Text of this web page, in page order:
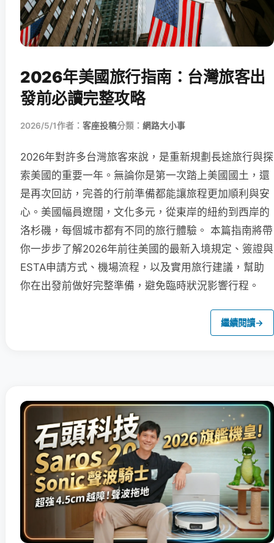
2026年美國旅行指南：台灣旅客出
發前必讀完整攻略
2026/5/1作者： 客座投稿分類： 網路大小事
2026年對許多台灣旅客來說，是重新規劃長途旅行與探
索美國的重要一年。無論你是第一次踏上美國國土，還
是再次回訪，完善的行前準備都能讓旅程更加順利與安
心。美國幅員遼闊，文化多元，從東岸的紐約到西岸的
洛杉磯，每個城市都有不同的旅行體驗。 本篇指南將帶
你一步步了解2026年前往美國的最新入境規定、簽證與
ESTA申請方式、機場流程，以及實用旅行建議，幫助
你在出發前做好完整準備，避免臨時狀況影響行程。
繼續閱讀→